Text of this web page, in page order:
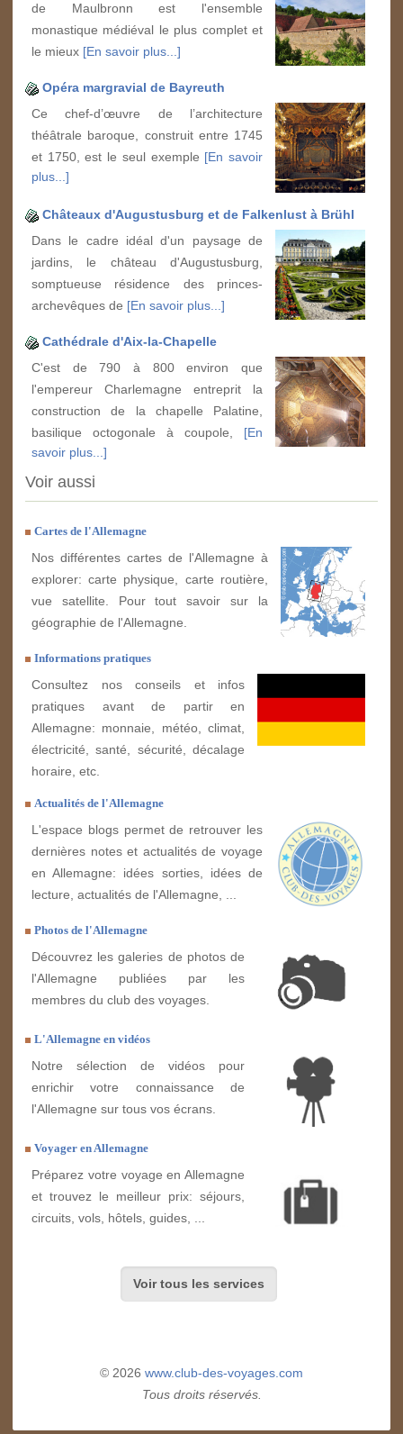
de Maulbronn est l'ensemble
monastique médiéval le plus complet et
le mieux [En savoir plus...]
Opéra margravial de Bayreuth
Ce chef-d’œuvre de l’architecture
théâtrale baroque, construit entre 1745
et 1750, est le seul exemple [En savoir
plus...]
Châteaux d'Augustusburg et de Falkenlust à Brühl
Dans le cadre idéal d'un paysage de
jardins, le château d'Augustusburg,
somptueuse résidence des princes-
archevêques de [En savoir plus...]
Cathédrale d'Aix-la-Chapelle
C'est de 790 à 800 environ que
l'empereur Charlemagne entreprit la
construction de la chapelle Palatine,
basilique octogonale à coupole, [En
savoir plus...]
Voir aussi
Cartes de l'Allemagne
Nos différentes cartes de l'Allemagne à
explorer: carte physique, carte routière,
vue satellite. Pour tout savoir sur la
géographie de l'Allemagne.
Informations pratiques
Consultez nos conseils et infos
pratiques avant de partir en
Allemagne: monnaie, météo, climat,
électricité, santé, sécurité, décalage
horaire, etc.
Actualités de l'Allemagne
L'espace blogs permet de retrouver les
dernières notes et actualités de voyage
en Allemagne: idées sorties, idées de
lecture, actualités de l'Allemagne, ...
Photos de l'Allemagne
Découvrez les galeries de photos de
l'Allemagne publiées par les
membres du club des voyages.
L'Allemagne en vidéos
Notre sélection de vidéos pour
enrichir votre connaissance de
l'Allemagne sur tous vos écrans.
Voyager en Allemagne
Préparez votre voyage en Allemagne
et trouvez le meilleur prix: séjours,
circuits, vols, hôtels, guides, ...
Voir tous les services
© 2026 www.club-des-voyages.com
Tous droits réservés.